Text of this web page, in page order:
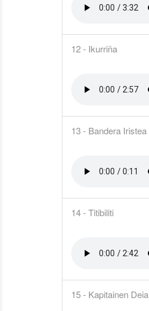
12 - Ikurriña
13 - Bandera Iristea
14 - Titibiliti
15 - Kapitainen Deia